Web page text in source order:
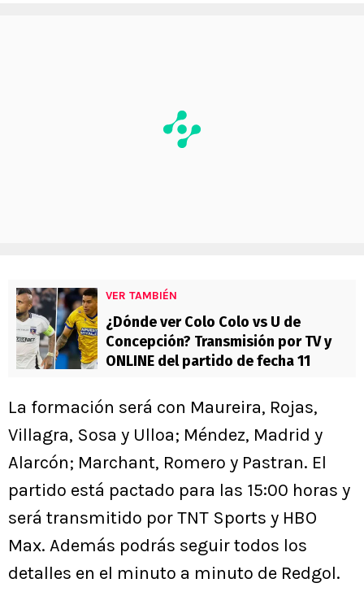
VER TAMBIÉN
¿Dónde ver Colo Colo vs U de
Concepción? Transmisión por TV y
ONLINE del partido de fecha 11
La formación será con Maureira, Rojas,
Villagra, Sosa y Ulloa; Méndez, Madrid y
Alarcón; Marchant, Romero y Pastran. El
partido está pactado para las 15:00 horas y
será transmitido por TNT Sports y HBO
Max. Además podrás seguir todos los
detalles en el minuto a minuto de Redgol.